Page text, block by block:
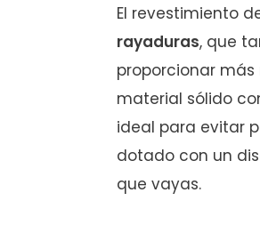
El revestimiento
rayaduras, que
proporcionar
material sólido
ideal para evitar
dotado con un
que vayas.